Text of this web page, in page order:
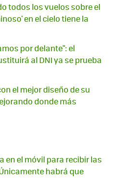
todos los vuelos sobre el
en el cielo tiene la
por delante": el
al DNI ya se prueba
el mejor diseño de su
donde más
en el móvil para recibir las
habrá que